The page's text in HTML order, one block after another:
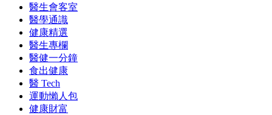
醫生會客室
醫學通識
健康精選
醫生專欄
醫健一分鐘
食出健康
醫 Tech
運動懶人包
健康財富